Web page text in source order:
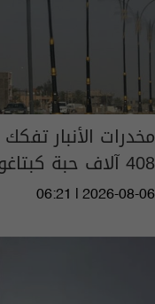
408 آلاف حبة كبتاغون (فيديو)
06:21 | 2026-08-06